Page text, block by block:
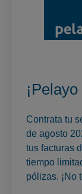
Contrata tu
de agosto
tus facturas
tiempo
pólizas. ¡No